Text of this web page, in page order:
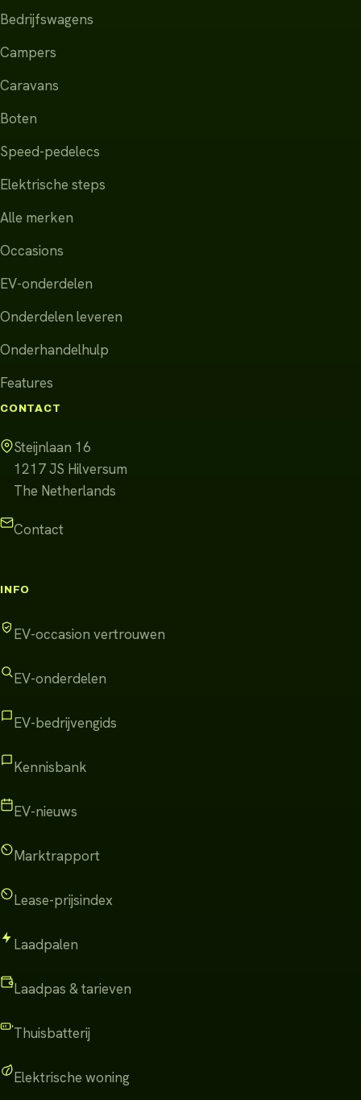
Bedrijfswagens
Campers
Caravans
Boten
Speed-pedelecs
Elektrische steps
Alle merken
Occasions
EV-onderdelen
Onderdelen leveren
Onderhandelhulp
Features
CONTACT
Steijnlaan 16
1217 JS Hilversum
The Netherlands
Contact
INFO
EV-occasion vertrouwen
EV-onderdelen
EV-bedrijvengids
Kennisbank
EV-nieuws
Marktrapport
Lease-prijsindex
Laadpalen
Laadpas & tarieven
Thuisbatterij
Elektrische woning